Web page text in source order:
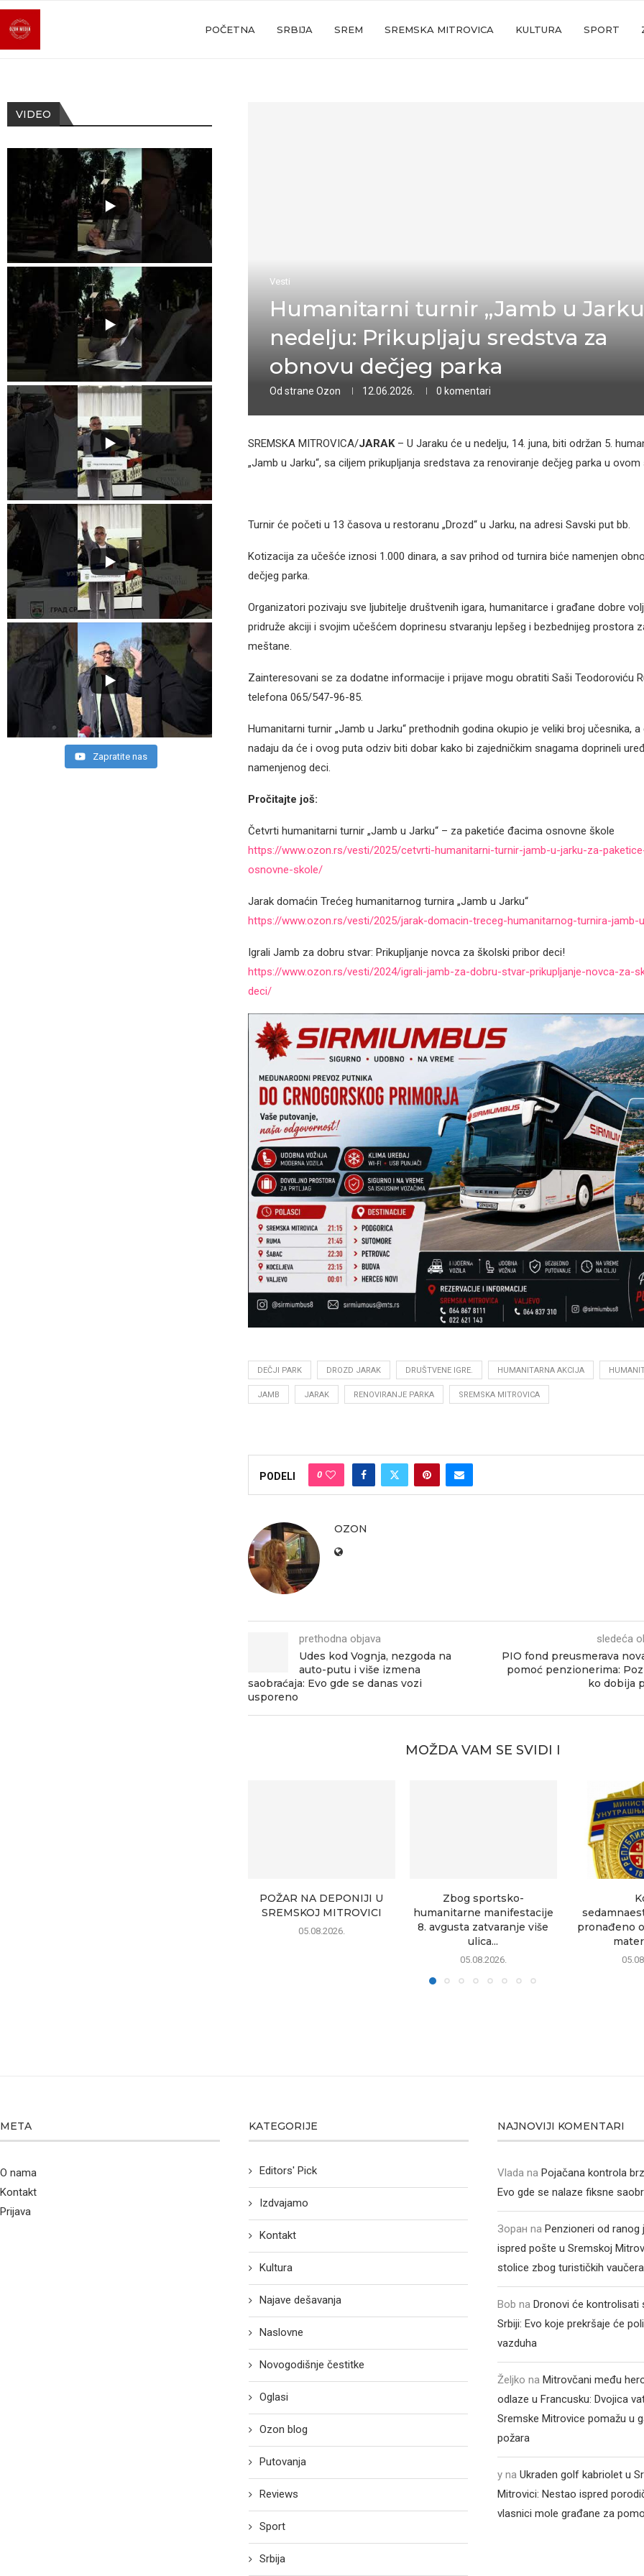
POČETNA SRBIJA SREM SREMSKA MITROVICA KULTURA SPORT
Vesti
Humanitarni turnir „Jamb u
nedelju: Prikupljaju sredstva za
obnovu dečjeg parka
Od strane Ozon 12.06.2026. 0 komentari
SREMSKA MITROVICA/JARAK– U Jaraku će u nedelju, 14. juna, biti održan 5.
„Jamb u Jarku“, sa ciljem prikupljanja sredstava za renoviranje dečjeg parka u ovom
Turnir će početi u 13 časova u restoranu „Drozd“ u Jarku, na adresi Savski put bb.
Kotizacija za učešće iznosi 1.000 dinara, a sav prihod od turnira biće namenjen
dečjeg parka.
Organizatori pozivaju sve ljubitelje društvenih igara, humanitarce i građane dobre
pridruže akciji i svojim učešćem doprinesu stvaranju lepšeg i bezbednijeg prostora
meštane.
Zainteresovani se za dodatne informacije i prijave mogu obratiti Saši Teodoroviću
telefona 065/547-96-85.
Humanitarni turnir „Jamb u Jarku“ prethodnih godina okupio je veliki broj učesnika,
nadaju da će i ovog puta odziv biti dobar kako bi zajedničkim snagama doprineli
namenjenog deci.
Pročitajte još:
Četvrti humanitarni turnir „Jamb u Jarku“ – za paketiće đacima osnovne škole
https://www.ozon.rs/vesti/2025/cetvrti-humanitarni-turnir-jamb-u-jarku-za-
osnovne-skole/
Jarak domaćin Trećeg humanitarnog turnira „Jamb u Jarku“
https://www.ozon.rs/vesti/2025/jarak-domacin-treceg-humanitarnog-turnira-jamb-
Igrali Jamb za dobru stvar: Prikupljanje novca za školski pribor deci!
https://www.ozon.rs/vesti/2024/igrali-jamb-za-dobru-stvar-prikupljanje-novca-za-
deci/
DEČJI PARK DROZD JARAK DRUŠTVENE IGRE. HUMANITARNA AKCIJA
JAMB JARAK RENOVIRANJE PARKA SREMSKA MITROVICA
PODELI 0
OZON
prethodna objava
Udes kod Vognja, nezgoda na
auto-putu i više izmena
saobraćaja: Evo gde se danas vozi
usporeno
sledeća
PIO fond preusmerava
pomoć penzionerima:
ko dobija
MOŽDA VAM SE SVIDI I
POŽAR NA DEPONIJI U
SREMSKOJ MITROVICI
05.08.2026.
Zbog sportsko-
humanitarne manifestacije
8. avgusta zatvaranje više
ulica...
05.08.2026.
pronađeno
VIDEO
Zapratite nas
META
O nama
Kontakt
Prijava
KATEGORIJE
Editors' Pick
Izdvajamo
Kontakt
Kultura
Najave dešavanja
Naslovne
Novogodišnje čestitke
Oglasi
Ozon blog
Putovanja
Reviews
Sport
Srbija
NAJNOVIJI KOMENTARI
Vlada naPojačana kontrola
Evo gde se nalaze fiksne
Зоран naPenzioneri od ranog
ispred pošte u Sremskoj
stolice zbog turističkih vaučera
Bob naDronovi će kontrolisati
Srbiji: Evo koje prekršaje će
vazduha
Željko naMitrovčani među
odlaze u Francusku: Dvojica
Sremske Mitrovice pomažu u
požara
y naUkraden golf kabriolet u
Mitrovici: Nestao ispred
vlasnici mole građane za